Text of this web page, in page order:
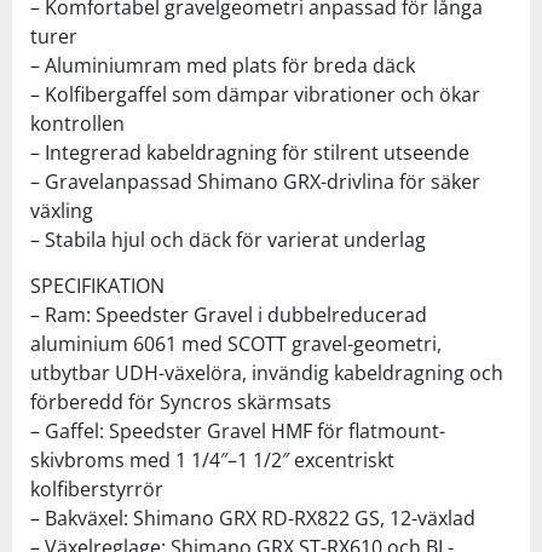
– Komfortabel gravelgeometri anpassad för långa
turer
– Aluminiumram med plats för breda däck
– Kolfibergaffel som dämpar vibrationer och ökar
kontrollen
– Integrerad kabeldragning för stilrent utseende
– Gravelanpassad Shimano GRX-drivlina för säker
växling
– Stabila hjul och däck för varierat underlag
SPECIFIKATION
– Ram: Speedster Gravel i dubbelreducerad
aluminium 6061 med SCOTT gravel-geometri,
utbytbar UDH-växelöra, invändig kabeldragning och
förberedd för Syncros skärmsats
– Gaffel: Speedster Gravel HMF för flatmount-
skivbroms med 1 1/4″–1 1/2″ excentriskt
kolfiberstyrrör
– Bakväxel: Shimano GRX RD-RX822 GS, 12-växlad